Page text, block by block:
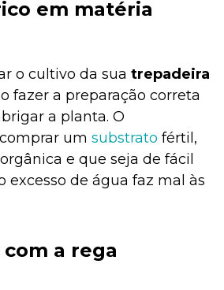
em matéria
o cultivo da sua trepadeira
fazer a preparação correta
a planta. O
um substrato fértil,
e que seja de fácil
excesso de água faz mal às
a rega